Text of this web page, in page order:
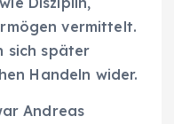
vermittelt.
sich später
Handeln wider.
Andreas